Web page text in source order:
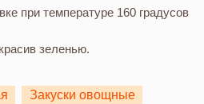
при температуре 160 градусов
зеленью.
Закуски овощные